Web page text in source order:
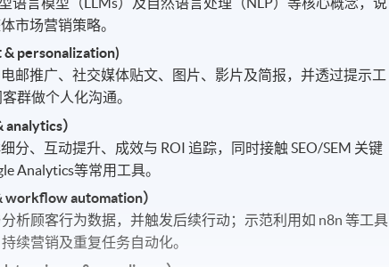
市场营销策略。
personalization)
邮推广、社交媒体贴文、图片、影片及简报，并透过提示工
群做个人化沟通。
）
分、互动提升、成效与 ROI 追踪，同时接触 SEO/SEM 关键
Analytics等常用工具。
automation）
析顾客行为数据，并触发后续行动；示范利用如 n8n 等工具
续营销及重复任务自动化。